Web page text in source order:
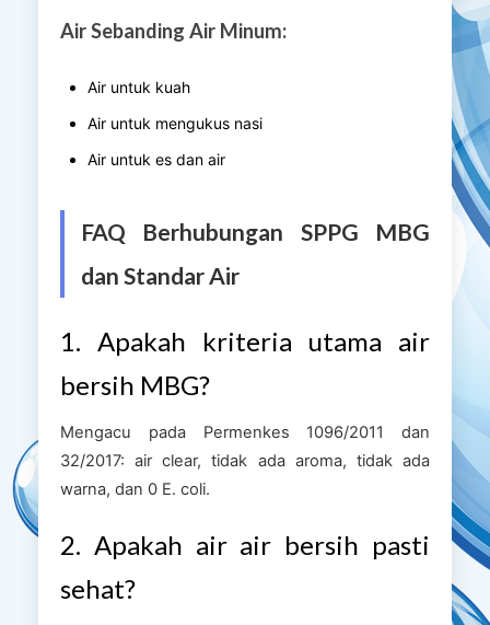
Air Sebanding Air Minum:
Air untuk kuah
Air untuk mengukus nasi
Air untuk es dan air
FAQ Berhubungan SPPG MBG
dan Standar Air
1. Apakah kriteria utama air
bersih MBG?
Mengacu pada Permenkes 1096/2011 dan
32/2017: air clear, tidak ada aroma, tidak ada
warna, dan 0 E. coli.
2. Apakah air air bersih pasti
sehat?